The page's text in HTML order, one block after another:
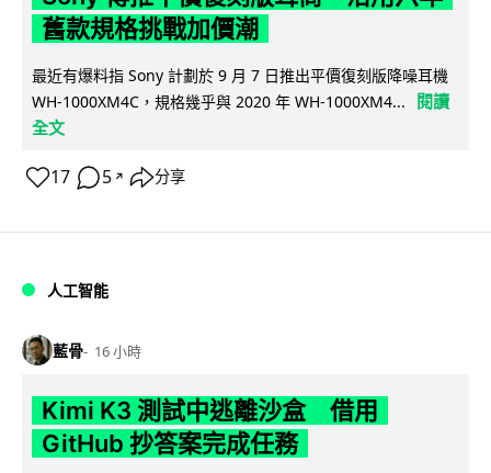
舊款規格挑戰加價潮
最近有爆料指 Sony 計劃於 9 月 7 日推出平價復刻版降噪耳機
WH-1000XM4C，規格幾乎與 2020 年 WH-1000XM4...
閱讀
全文
17 5 ↗ 分享
人工智能
藍骨 16 小時
Kimi K3 測試中逃離沙盒 借用
GitHub 抄答案完成任務